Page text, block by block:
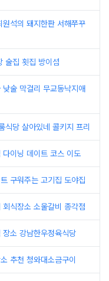
석의 돼지한판 서해쭈꾸
술집 횟집 방이섬
술 막걸리 무교동낙지애
식당 살아있네 콜키지 프리
이닝 데이트 코스 이도
구워주는 고기집 도야집
식장소 소울갈비 종각점
소 강남한우정육식당
추천 청와대소금구이